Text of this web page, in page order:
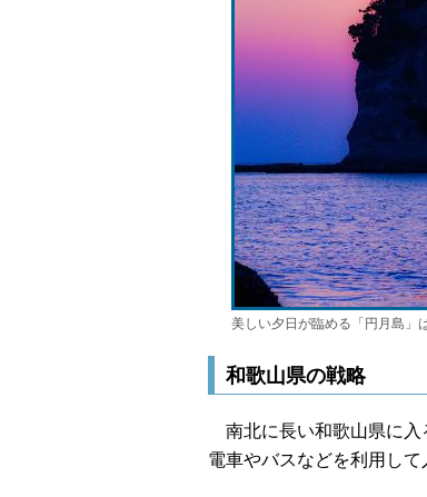
美しい夕日が臨める「円月島」
和歌山県の戦略
南北に長い和歌山県に入
電車やバスなどを利用し